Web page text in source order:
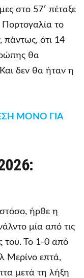
στο 57′ πέταξε
Πορτογαλία το
πάντως, ότι 14
θα
δεν θα ήταν η
ΜΟΝΟ ΓΙΑ
ήρθε η
μία από τις
του. Το 1-0 από
Μερίνο επτά,
μετά τη λήξη